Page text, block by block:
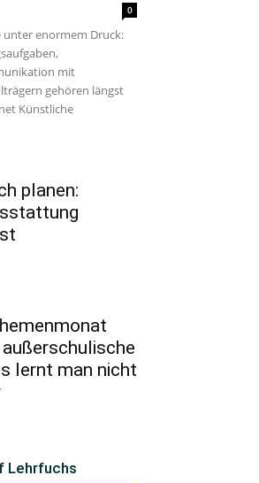
0
enormem Druck:
mit
gehören längst
Künstliche
planen:
lernt man nicht
Lehrfuchs